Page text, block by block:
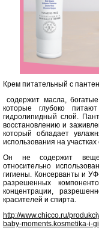
Крем питательный с
содержит масла,
которые глубоко
гидролипидный слой.
восстановлению и
который обладает
использования на участках
Он не содержит
относительно
гигиены. Консерванты и
разрешенных
концентрации,
красителей и спирта.
http://www.chicco.ru/
baby-moments.kosmetika-i-